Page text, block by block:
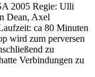
2005 Regie: Ulli
Dean, Axel
ca 80 Minuten
wird zum perversen
zu
Verbindungen zu